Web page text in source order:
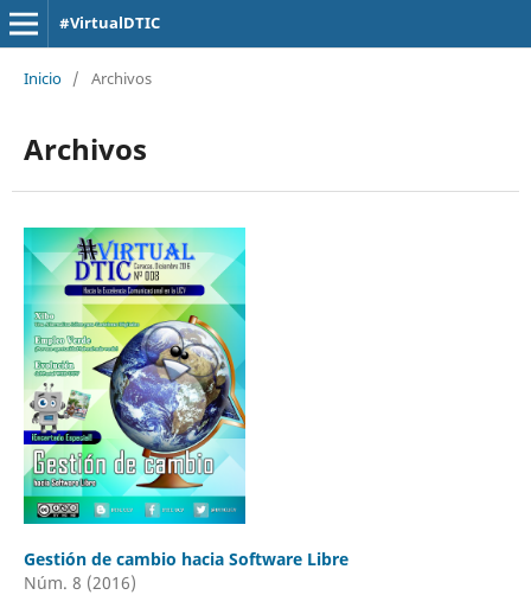
#VirtualDTIC
Inicio / Archivos
Archivos
Gestión de cambio hacia Software Libre
Núm. 8 (2016)